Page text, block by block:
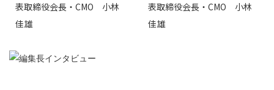
表取締役会長・CMO 小林
佳雄
表取締役会長・CMO 小林
佳雄